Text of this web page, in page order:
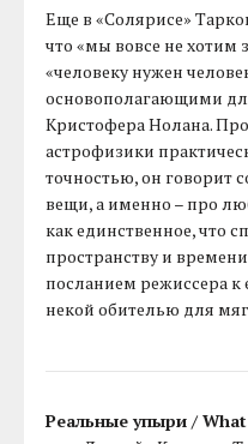
Еще в «Солярисе»
что «мы вовсе не хотим
«человеку нужен
основополагающими
Кристофера Нолана.
астрофизики
точностью, он говорит
вещи, а именно – про
как единственное, что
пространству и
посланием режиссера к
некой обителью для
Реальные упыри /